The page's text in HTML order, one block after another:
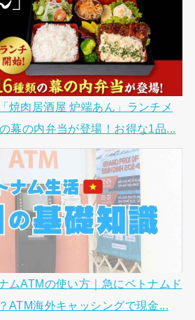
焼肉居酒屋 炉端あん」ランチメ
幕の内弁当が登場！お得な1品...
ムATMの使い方｜急にベトナムド
ATM海外キャッシングで現金...